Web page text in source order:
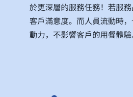
於更深層的服務任務！若服
客戶滿意度。而人員流動時
動力，不影響客戶的用餐體驗